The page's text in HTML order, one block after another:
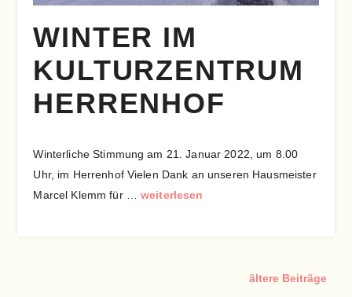
WINTER IM
KULTURZENTRUM
HERRENHOF
Winterliche Stimmung am 21. Januar 2022, um 8.00
Uhr, im Herrenhof Vielen Dank an unseren Hausmeister
Marcel Klemm für …weiterlesen
ältere Beiträge